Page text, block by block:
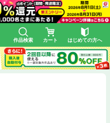
作品検索 カート はじめての方へ